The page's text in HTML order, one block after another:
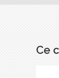
Ce